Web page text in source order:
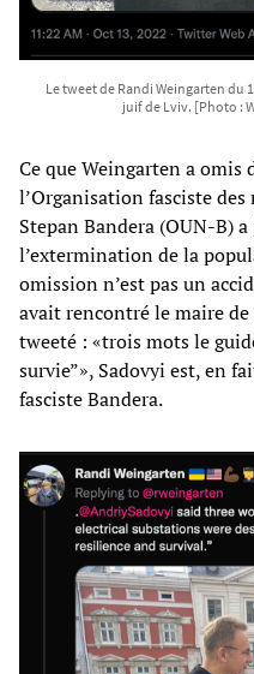
Le tweet de Randi Weingarten du
juif de Lviv. [Photo :
Ce que Weingarten a omis
l’Organisation fasciste
Stepan Bandera (OUN-B)
l’extermination de la
omission n’est pas un
avait rencontré le maire
tweeté : «trois mots le
survie”», Sadovyi est, en
fasciste Bandera.